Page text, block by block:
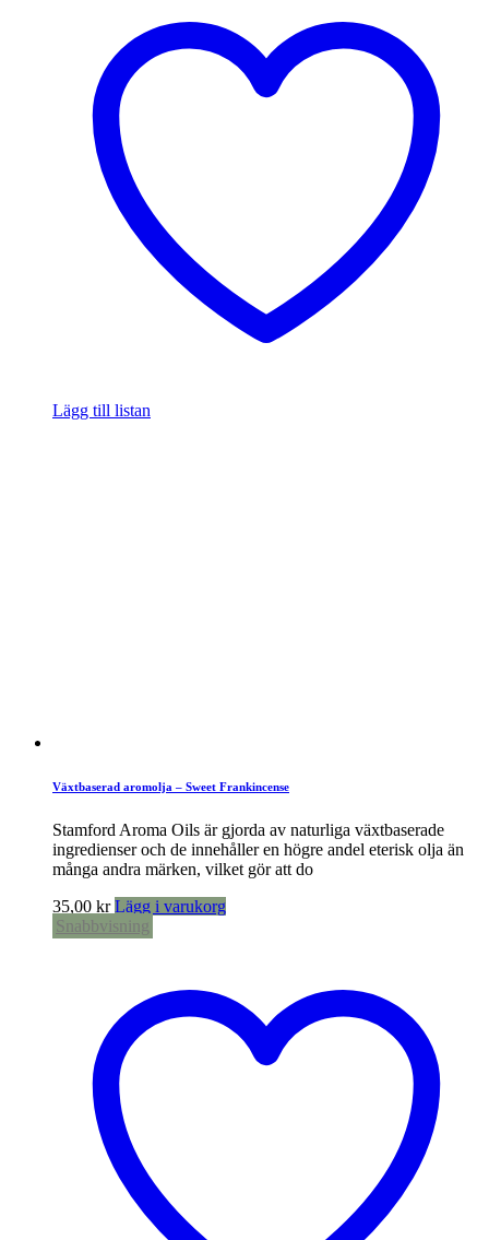
Lägg till listan
Växtbaserad aromolja – Sweet Frankincense
Stamford Aroma Oils är gjorda av naturliga växtbaserade
ingredienser och de innehåller en högre andel eterisk olja än
många andra märken, vilket gör att do
35,00 kr Lägg i varukorg
Snabbvisning